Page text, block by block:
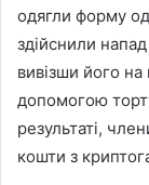
одягли форму
здійснили
вивізши його на
допомогою
результаті,
кошти з